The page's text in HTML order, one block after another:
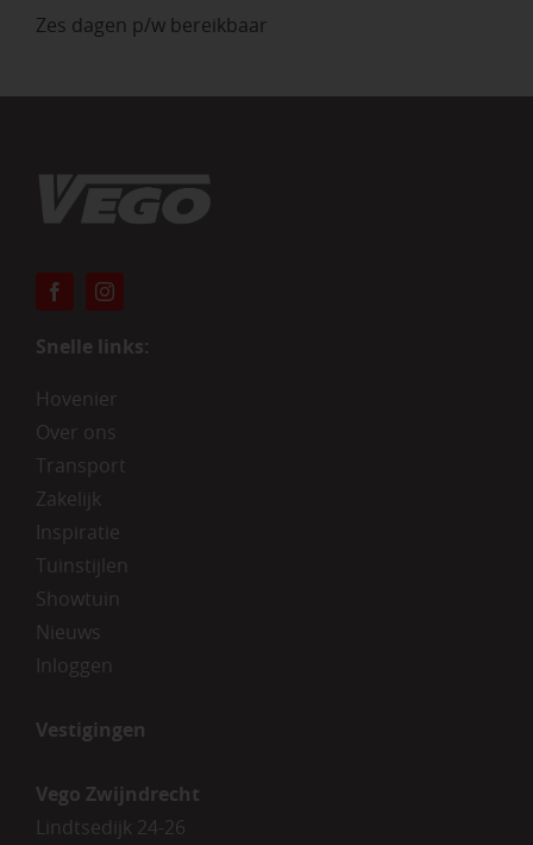
Zes dagen p/w bereikbaar
Snelle links:
Hovenier
Over ons
Transport
Zakelijk
Inspiratie
Tuinstijlen
Showtuin
Nieuws
Inloggen
Vestigingen
Vego Zwijndrecht
Lindtsedijk 24-26